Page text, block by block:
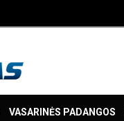
VASARINĖS PADANGOS